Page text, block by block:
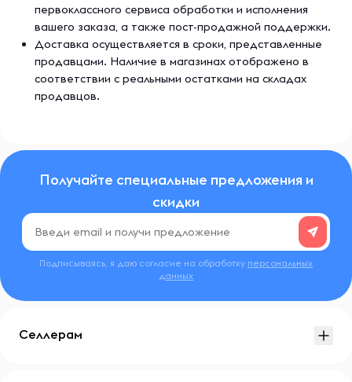
первоклассного сервиса обработки и исполнения
вашего заказа, а также пост-продажной поддержки.
Доставка осуществляется в сроки, представленные
продавцами. Наличие в магазинах отображено в
соответствии с реальными остатками на складах
продавцов.
Получайте специальные предложения и
скидки
Подписываясь, я даю согласие на обработку персональных
данных
Селлерам